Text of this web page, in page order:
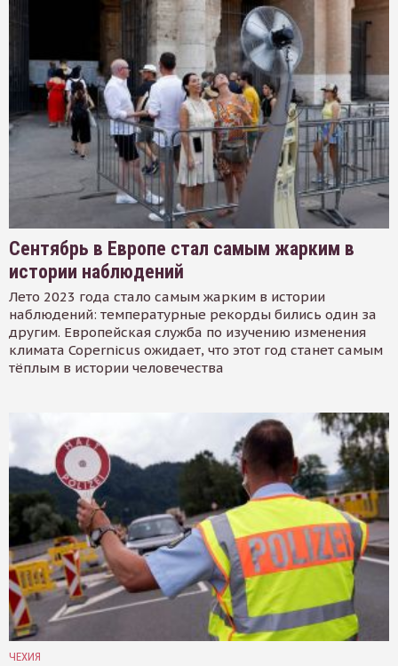
Сентябрь в Европе стал самым жарким в
истории наблюдений
Лето 2023 года стало самым жарким в истории
наблюдений: температурные рекорды бились один за
другим. Европейская служба по изучению изменения
климата Copernicus ожидает, что этот год станет самым
тёплым в истории человечества
ЧЕХИЯ